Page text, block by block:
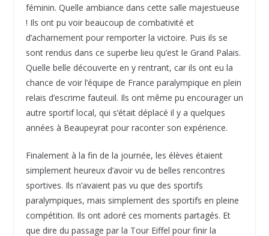
féminin. Quelle ambiance dans cette salle majestueuse
! Ils ont pu voir beaucoup de combativité et
d’acharnement pour remporter la victoire. Puis ils se
sont rendus dans ce superbe lieu qu’est le Grand Palais.
Quelle belle découverte en y rentrant, car ils ont eu la
chance de voir l’équipe de France paralympique en plein
relais d’escrime fauteuil. Ils ont même pu encourager un
autre sportif local, qui s’était déplacé il y a quelques
années à Beaupeyrat pour raconter son expérience.
Finalement à la fin de la journée, les élèves étaient
simplement heureux d’avoir vu de belles rencontres
sportives. Ils n’avaient pas vu que des sportifs
paralympiques, mais simplement des sportifs en pleine
compétition. Ils ont adoré ces moments partagés. Et
que dire du passage par la Tour Eiffel pour finir la